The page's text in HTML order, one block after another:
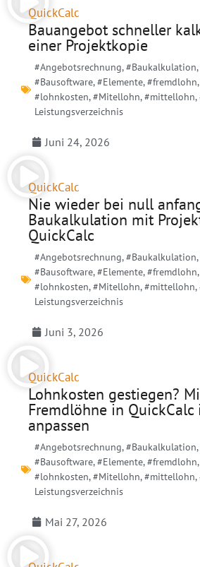
QuickCalc
Bauangebot schneller
einer Projektkopie
#Angebotsrechnung,#Baukalkulation,
#Bausoftware,#Elemente,#fremdlohn,
#lohnkosten,#Mitellohn,#mittellohn,
Leistungsverzeichnis
Juni 24, 2026
QuickCalc
Nie wieder bei null
Baukalkulation mit
QuickCalc
#Angebotsrechnung,#Baukalkulation,
#Bausoftware,#Elemente,#fremdlohn,
#lohnkosten,#Mitellohn,#mittellohn,
Leistungsverzeichnis
Juni 3, 2026
QuickCalc
Lohnkosten gestiegen?
Fremdlöhne in QuickCalc
anpassen
#Angebotsrechnung,#Baukalkulation,
#Bausoftware,#Elemente,#fremdlohn,
#lohnkosten,#Mitellohn,#mittellohn,
Leistungsverzeichnis
Mai 27, 2026